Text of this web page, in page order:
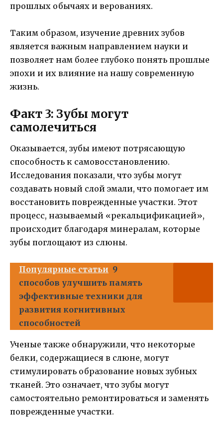
прошлых обычаях и верованиях.
Таким образом, изучение древних зубов
является важным направлением науки и
позволяет нам более глубоко понять прошлые
эпохи и их влияние на нашу современную
жизнь.
Факт 3: Зубы могут
самолечиться
Оказывается, зубы имеют потрясающую
способность к самовосстановлению.
Исследования показали, что зубы могут
создавать новый слой эмали, что помогает им
восстановить поврежденные участки. Этот
процесс, называемый «рекальцификацией»,
происходит благодаря минералам, которые
зубы поглощают из слюны.
Популярные статьи 9
способов улучшить память
эффективные техники для
развития когнитивных
способностей
Ученые также обнаружили, что некоторые
белки, содержащиеся в слюне, могут
стимулировать образование новых зубных
тканей. Это означает, что зубы могут
самостоятельно ремонтироваться и заменять
поврежденные участки.